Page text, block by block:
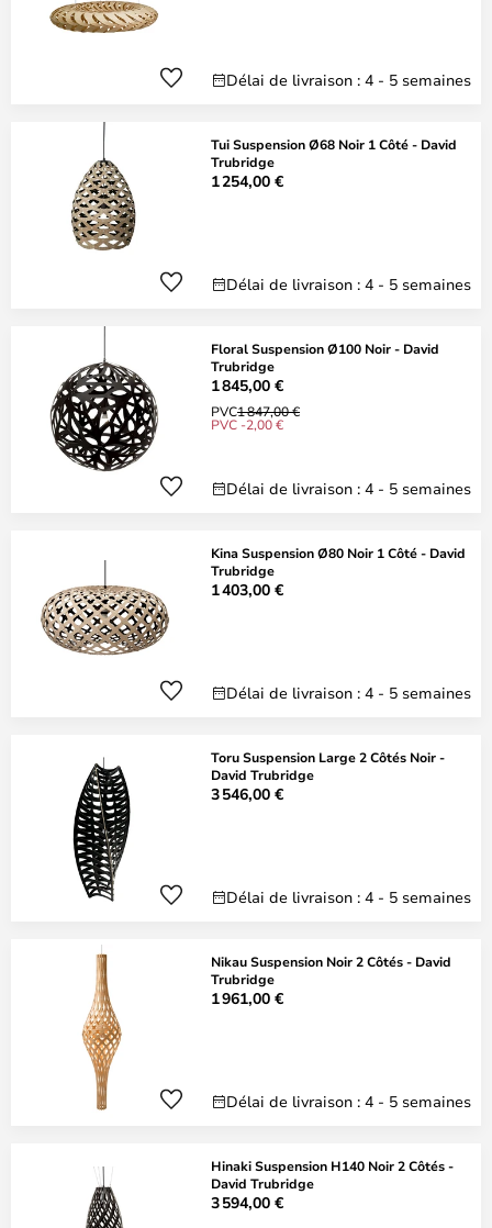
Délai de livraison : 4 - 5 semaines
Tui Suspension Ø68 Noir 1 Côté - David
Trubridge
1 254,00 €
Délai de livraison : 4 - 5 semaines
Floral Suspension Ø100 Noir - David
Trubridge
1 845,00 €
PVC1 847,00 €
PVC -2,00 €
Délai de livraison : 4 - 5 semaines
Kina Suspension Ø80 Noir 1 Côté - David
Trubridge
1 403,00 €
Délai de livraison : 4 - 5 semaines
Toru Suspension Large 2 Côtés Noir -
David Trubridge
3 546,00 €
Délai de livraison : 4 - 5 semaines
Nikau Suspension Noir 2 Côtés - David
Trubridge
1 961,00 €
Délai de livraison : 4 - 5 semaines
Hinaki Suspension H140 Noir 2 Côtés -
David Trubridge
3 594,00 €